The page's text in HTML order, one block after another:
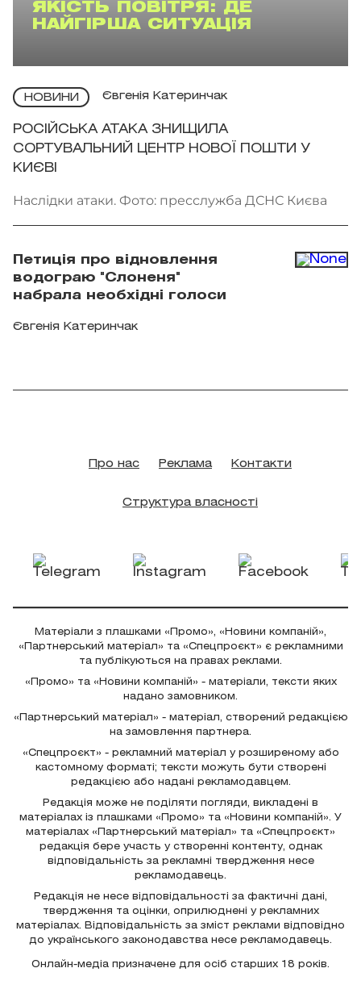
ЯКІСТЬ ПОВІТРЯ: ДЕ
НАЙГІРША СИТУАЦІЯ
НОВИНИ Євгенія Катеринчак
РОСІЙСЬКА АТАКА ЗНИЩИЛА
СОРТУВАЛЬНИЙ ЦЕНТР НОВОЇ ПОШТИ У
КИЄВІ
Наслідки атаки. Фото: пресслужба ДСНС Києва
Петиція про відновлення
водограю "Слоненя"
набрала необхідні голоси
Євгенія Катеринчак
Про нас Реклама Контакти
Структура власності
Матеріали з плашками «Промо», «Новини компаній»,
«Партнерський матеріал» та «Спецпроєкт» є рекламними
та публікуються на правах реклами.
«Промо» та «Новини компаній» - матеріали, тексти яких
надано замовником.
«Партнерський матеріал» - матеріал, створений редакцією
на замовлення партнера.
«Спецпроєкт» - рекламний матеріал у розширеному або
кастомному форматі; тексти можуть бути створені
редакцією або надані рекламодавцем.
Редакція може не поділяти погляди, викладені в
матеріалах із плашками «Промо» та «Новини компаній». У
матеріалах «Партнерський матеріал» та «Спецпроєкт»
редакція бере участь у створенні контенту, однак
відповідальність за рекламні твердження несе
рекламодавець.
Редакція не несе відповідальності за фактичні дані,
твердження та оцінки, оприлюднені у рекламних
матеріалах. Відповідальність за зміст реклами відповідно
до українського законодавства несе рекламодавець.
Онлайн-медіа призначене для осіб старших 18 років.